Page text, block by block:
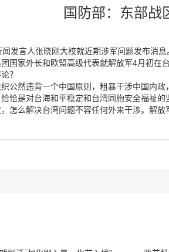
国防部：东部战
发言人张晓刚大校就近期涉军问题发布消息
国家外长和欧盟高级代表就解放军4月初在
？
公然违背一个中国原则，粗暴干涉中国内
恰是对台海和平稳定和台湾同胞安全福祉的
怎么解决台湾问题不容任何外来干涉。解放